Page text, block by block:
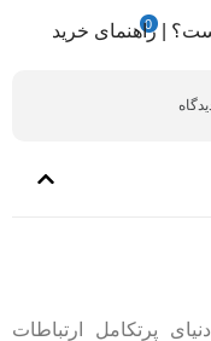
0
| راهنمای خرید
پر‌تکامل ارتباطات